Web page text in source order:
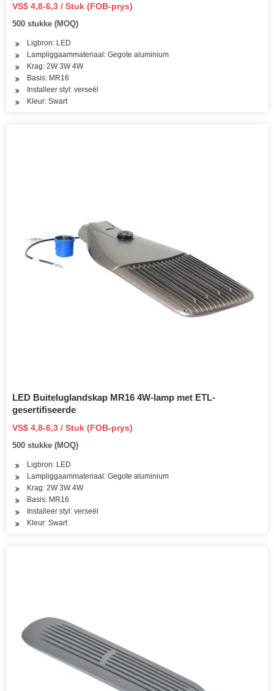
VS$ 4,8-6,3 / Stuk (FOB-prys)
500 stukke (MOQ)
Ligbron: LED
Lampliggaammateriaal: Gegote aluminium
Krag: 2W 3W 4W
Basis: MR16
Installeer styl: verseël
Kleur: Swart
LED Buiteluglandskap MR16 4W-lamp met ETL-
gesertifiseerde
VS$ 4,8-6,3 / Stuk (FOB-prys)
500 stukke (MOQ)
Ligbron: LED
Lampliggaammateriaal: Gegote aluminium
Krag: 2W 3W 4W
Basis: MR16
Installeer styl: verseël
Kleur: Swart